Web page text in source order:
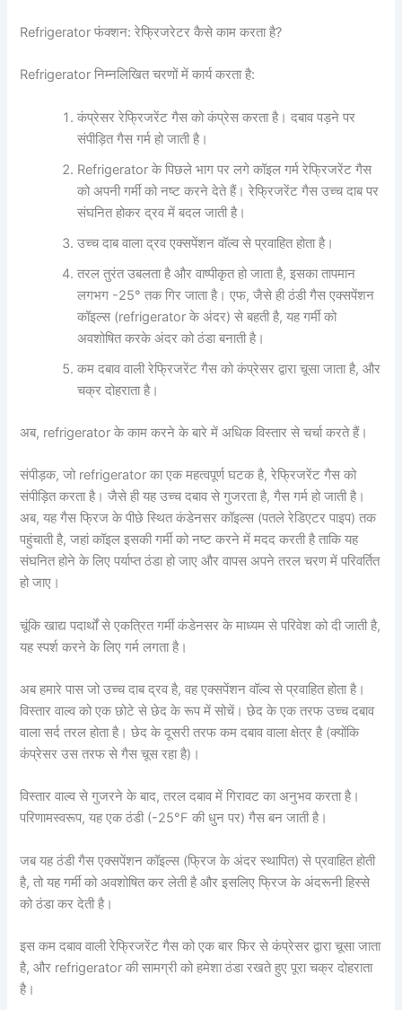
Refrigerator फंक्शन: रेफ्रिजरेटर कैसे काम करता है?
Refrigerator निम्नलिखित चरणों में कार्य करता है:
कंप्रेसर रेफ्रिजरेंट गैस को कंप्रेस करता है। दबाव पड़ने पर
संपीड़ित गैस गर्म हो जाती है।
Refrigerator के पिछले भाग पर लगे कॉइल गर्म रेफ्रिजरेंट गैस
को अपनी गर्मी को नष्ट करने देते हैं। रेफ्रिजरेंट गैस उच्च दाब पर
संघनित होकर द्रव में बदल जाती है।
उच्च दाब वाला द्रव एक्सपेंशन वॉल्व से प्रवाहित होता है।
तरल तुरंत उबलता है और वाष्पीकृत हो जाता है, इसका तापमान
लगभग -25° तक गिर जाता है। एफ, जैसे ही ठंडी गैस एक्सपेंशन
कॉइल्स (refrigerator के अंदर) से बहती है, यह गर्मी को
अवशोषित करके अंदर को ठंडा बनाती है।
कम दबाव वाली रेफ्रिजरेंट गैस को कंप्रेसर द्वारा चूसा जाता है, और
चक्र दोहराता है।
अब, refrigerator के काम करने के बारे में अधिक विस्तार से चर्चा करते हैं।
संपीड़क, जो refrigerator का एक महत्वपूर्ण घटक है, रेफ्रिजरेंट गैस को
संपीड़ित करता है। जैसे ही यह उच्च दबाव से गुजरता है, गैस गर्म हो जाती है।
अब, यह गैस फ्रिज के पीछे स्थित कंडेनसर कॉइल्स (पतले रेडिएटर पाइप) तक
पहुंचाती है, जहां कॉइल इसकी गर्मी को नष्ट करने में मदद करती है ताकि यह
संघनित होने के लिए पर्याप्त ठंडा हो जाए और वापस अपने तरल चरण में परिवर्तित
हो जाए।
चूंकि खाद्य पदार्थों से एकत्रित गर्मी कंडेनसर के माध्यम से परिवेश को दी जाती है,
यह स्पर्श करने के लिए गर्म लगता है।
अब हमारे पास जो उच्च दाब द्रव है, वह एक्सपेंशन वॉल्व से प्रवाहित होता है।
विस्तार वाल्व को एक छोटे से छेद के रूप में सोचें। छेद के एक तरफ उच्च दबाव
वाला सर्द तरल होता है। छेद के दूसरी तरफ कम दबाव वाला क्षेत्र है (क्योंकि
कंप्रेसर उस तरफ से गैस चूस रहा है)।
विस्तार वाल्व से गुजरने के बाद, तरल दबाव में गिरावट का अनुभव करता है।
परिणामस्वरूप, यह एक ठंडी (-25°F की धुन पर) गैस बन जाती है।
जब यह ठंडी गैस एक्सपेंशन कॉइल्स (फ्रिज के अंदर स्थापित) से प्रवाहित होती
है, तो यह गर्मी को अवशोषित कर लेती है और इसलिए फ्रिज के अंदरूनी हिस्से
को ठंडा कर देती है।
इस कम दबाव वाली रेफ्रिजरेंट गैस को एक बार फिर से कंप्रेसर द्वारा चूसा जाता
है, और refrigerator की सामग्री को हमेशा ठंडा रखते हुए पूरा चक्र दोहराता
है।